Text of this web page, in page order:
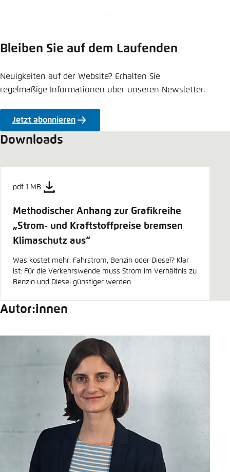
Bleiben Sie auf dem Laufenden
Neuigkeiten auf der Website? Erhalten Sie
regelmäßige Informationen über unseren Newsletter.
Jetzt abonnieren
Downloads
pdf 1 MB
Methodischer Anhang zur Grafikreihe
„Strom- und Kraftstoffpreise bremsen
Klimaschutz aus“
Was kostet mehr: Fahrstrom, Benzin oder Diesel? Klar
ist: Für die Verkehrswende muss Strom im Verhältnis zu
Benzin und Diesel günstiger werden.
Autor:innen